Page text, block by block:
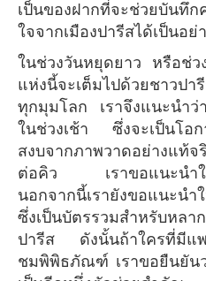
เป็นของฝากที่จะช่วยบันทึ
ใจจากเมืองปารีสได้เป็นอย่
ในช่วงวันหยุดยาว หรือช่วงเวลายามบ่าย พิพิธภัณฑ์
แห่งนี้จะเต็มไปด้วยชาวปา
ทุกมุมโลก เราจึงแนะนำ
ในช่วงเช้า ซึ่งจะเป็นโอ
สงบจากภาพวาดอย่างแท้จ
ต่อคิว เราขอแนะนำให้
นอกจากนี้เรายังขอแนะนำ
ซึ่งเป็นบัตรรวมสำหรับหล
ปารีส ดังนั้นถ้าใครที่มีแพ
ชมพิพิธภัณฑ์ เราขอยืนยันว่